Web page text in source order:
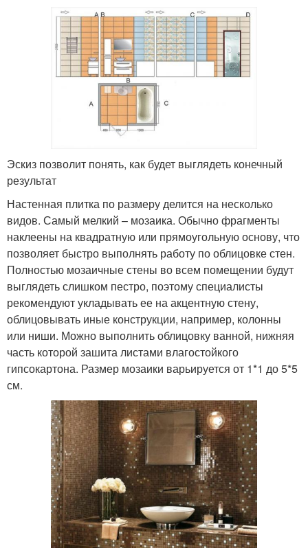
Эскиз позволит понять, как будет выглядеть конечный
результат
Настенная плитка по размеру делится на несколько
видов. Самый мелкий – мозаика. Обычно фрагменты
наклеены на квадратную или прямоугольную основу, что
позволяет быстро выполнять работу по облицовке стен.
Полностью мозаичные стены во всем помещении будут
выглядеть слишком пестро, поэтому специалисты
рекомендуют укладывать ее на акцентную стену,
облицовывать иные конструкции, например, колонны
или ниши. Можно выполнить облицовку ванной, нижняя
часть которой зашита листами влагостойкого
гипсокартона. Размер мозаики варьируется от 1*1 до 5*5
см.